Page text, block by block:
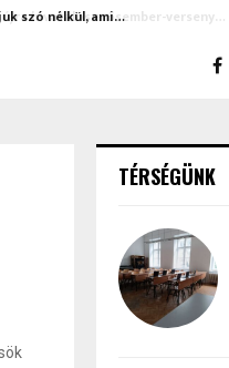
szó nélkül, ami…
TÉRSÉGÜNK